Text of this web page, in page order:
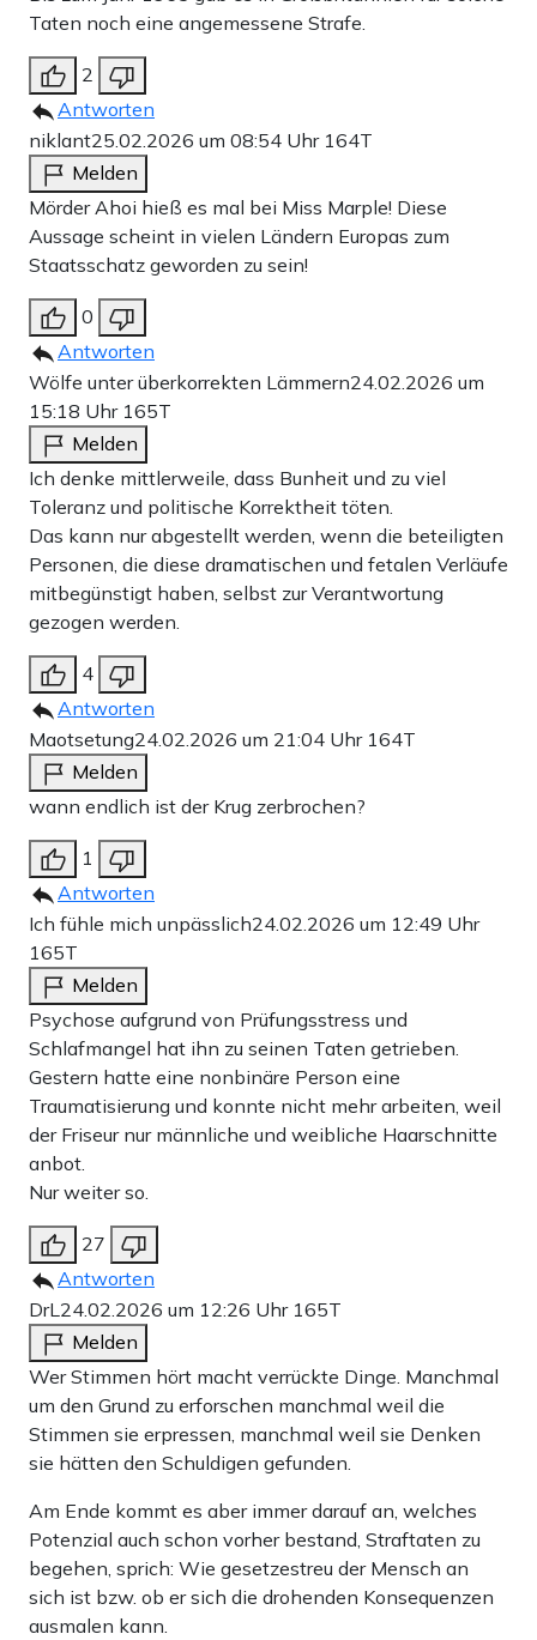
Taten noch eine angemessene Strafe.
2
Antworten
niklant25.02.2026 um 08:54 Uhr 164T
Melden
Mörder Ahoi hieß es mal bei Miss Marple! Diese
Aussage scheint in vielen Ländern Europas zum
Staatsschatz geworden zu sein!
0
Antworten
Wölfe unter überkorrekten Lämmern24.02.2026 um
15:18 Uhr 165T
Melden
Ich denke mittlerweile, dass Bunheit und zu viel
Toleranz und politische Korrektheit töten.
Das kann nur abgestellt werden, wenn die beteiligten
Personen, die diese dramatischen und fetalen Verläufe
mitbegünstigt haben, selbst zur Verantwortung
gezogen werden.
4
Antworten
Maotsetung24.02.2026 um 21:04 Uhr 164T
Melden
wann endlich ist der Krug zerbrochen?
1
Antworten
Ich fühle mich unpässlich24.02.2026 um 12:49 Uhr
165T
Melden
Psychose aufgrund von Prüfungsstress und
Schlafmangel hat ihn zu seinen Taten getrieben.
Gestern hatte eine nonbinäre Person eine
Traumatisierung und konnte nicht mehr arbeiten, weil
der Friseur nur männliche und weibliche Haarschnitte
anbot.
Nur weiter so.
27
Antworten
DrL24.02.2026 um 12:26 Uhr 165T
Melden
Wer Stimmen hört macht verrückte Dinge. Manchmal
um den Grund zu erforschen manchmal weil die
Stimmen sie erpressen, manchmal weil sie Denken
sie hätten den Schuldigen gefunden.
Am Ende kommt es aber immer darauf an, welches
Potenzial auch schon vorher bestand, Straftaten zu
begehen, sprich: Wie gesetzestreu der Mensch an
sich ist bzw. ob er sich die drohenden Konsequenzen
ausmalen kann.